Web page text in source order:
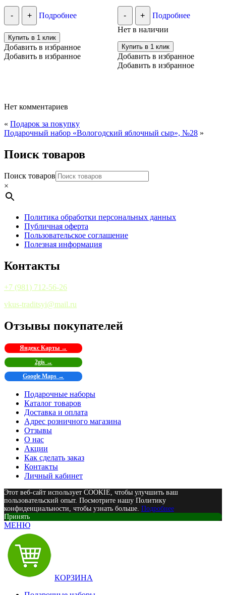
- + Подробнее
Купить в 1 клик
Добавить в избранное
Добавить в избранное
- +
Подробнее
Нет в наличии
Купить в 1 клик
Добавить в избранное
Добавить в избранное
Нет комментариев
« Подарок за покупку
Подарочный набор «Вологодский яблочный сыр», №28 »
Поиск товаров
Поиск товаров
×
Политика обработки персональных данных
Публичная оферта
Пользовательское соглашение
Полезная информация
Контакты
+7 (981) 712-56-26
vkus-traditsyi@mail.ru
Отзывы покупателей
Яндекс Карты →
2gis →
Google Maps →
Подарочные наборы
Каталог товаров
Доставка и оплата
Адрес розничного магазина
Отзывы
О нас
Акции
Как сделать заказ
Контакты
Личный кабинет
Этот веб-сайт использует COOKIE, чтобы улучшить ваш
пользовательский опыт. Посмотрите нашу Политику
конфиденциальности, чтобы узнать больше. Подробнее
Принять
МЕНЮ
КОРЗИНА